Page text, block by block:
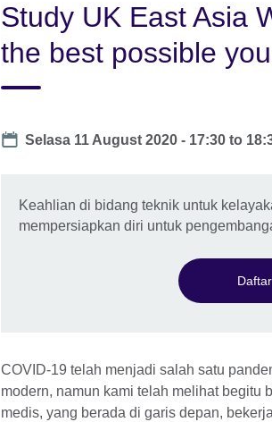
Study UK East Asia
the best possible
Date
Selasa 11 August 2020 - 17:30 to
Keahlian di bidang teknik untuk
mempersiapkan diri untuk
COVID-19 telah menjadi salah satu
modern, namun kami telah melihat begitu
medis, yang berada di garis depan,